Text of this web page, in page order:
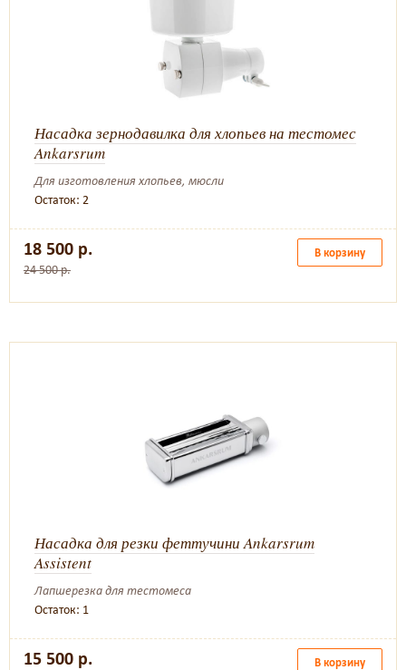
Насадка зернодавилка для хлопьев на тестомес
Ankarsrum
Для изготовления хлопьев, мюсли
Остаток: 2
18 500 р.
24 500 р.
В корзину
Насадка для резки феттучини Ankarsrum
Assistent
Лапшерезка для тестомеса
Остаток: 1
15 500 р. В корзину